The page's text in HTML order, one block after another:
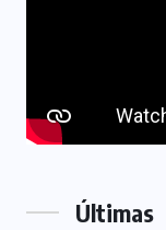
Últimas